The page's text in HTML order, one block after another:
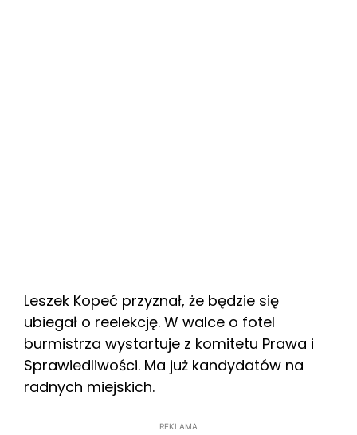
Leszek Kopeć przyznał, że będzie się
ubiegał o reelekcję. W walce o fotel
burmistrza wystartuje z komitetu Prawa i
Sprawiedliwości. Ma już kandydatów na
radnych miejskich.
REKLAMA